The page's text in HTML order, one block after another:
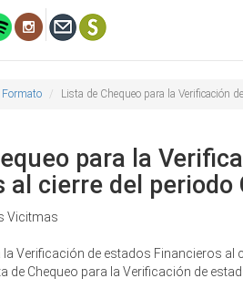
Formato Lista de Chequeo para la Verificación
para la
al cierre del periodo
Vicitmas
la Verificación de estados Financieros al
de Chequeo para la Verificación de